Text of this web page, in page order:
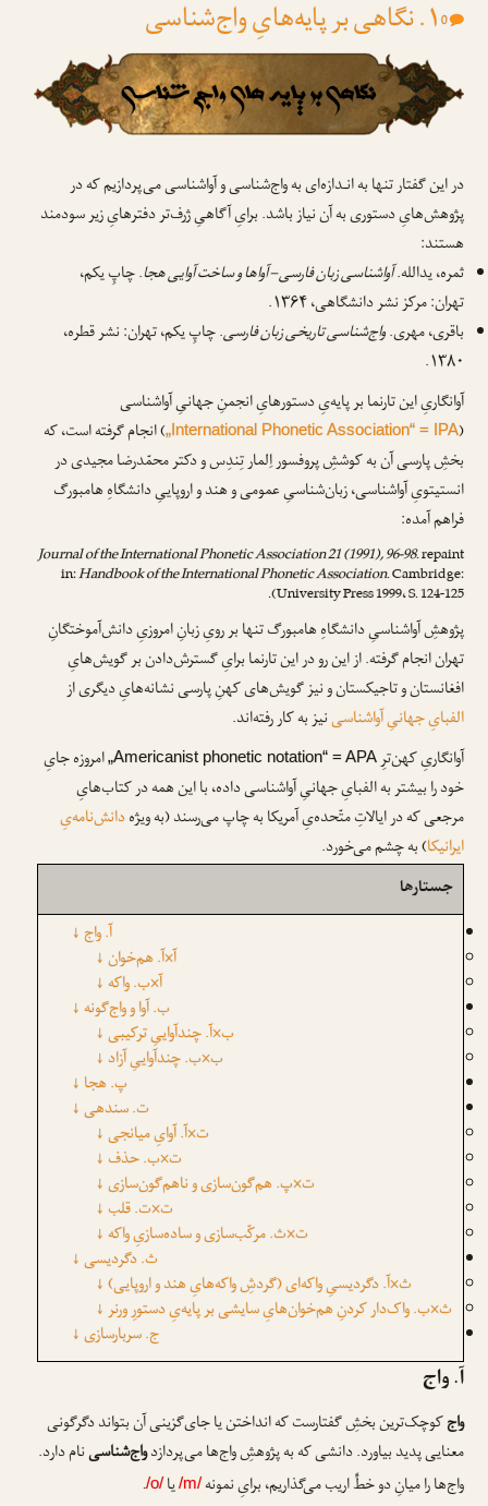
۱. نگاهی بر پایه‌هایِ واج‌شناسی 0
در این گفتار تنها به انـدازه‌ای به واج‌شناسی و آواشناسی می‌پردازیم که در
پژوهش‌هایِ دستوری به آن نیاز باشد. برایِ آگاهیِ ژرف‌تر دفترهایِ زیر سودمند
هستند:
ثمره، یدالله.آواشناسی زبان فارسی – آواها و ساخت آوایی هجا. چاپِ یکم،
تهران: مرکز نشر دانشگاهی، ۱۳۶۴.
باقری، مهری.واج‌شناسی تاریخی زبان فارسی. چاپِ یکم، تهران: نشر قطره،
۱۳۸۰.
آوانگاریِ این تارنما بر پایه‌یِ دستورهایِ انجمنِ جهانیِ آواشناسی
(
„International Phonetic Association“ = IPA) انجام گرفته است، که
بخشِ پارسی آن به کوششِ پروفسور اِلمار تِندِس و دکتر محمّدرضا مجیدی در
انستیتویِ آواشناسی، زبان‌شناسیِ عمومی و هند و اروپاییِ دانشگاهِ هامبورگ
فراهم آمده:
Journal of the International Phonetic Association 21 (1991), 96-98. repaint
in:Handbook of the International Phonetic Association. Cambridge:
University Press 1999، S. 124-125).
پژوهشِ آواشناسیِ دانشگاهِ هامبورگ تنها بر رویِ زبانِ امروزیِ دانش‌آموختگانِ
تهران انجام گرفته. از این رو در این تارنما برایِ گسترش‌دادن بر گویش‌هایِ
افغانستان و تاجیکستان و نیز گویش‌های کهنِ پارسی نشانه‌هایِ دیگری از
الفبایِ جهانیِ آواشناسینیز به کار رفته‌اند.
آوانگاریِ کهن‌ترِ„Americanist phonetic notation“ = APAامروزه جایِ
خود را بیشتر به الفبایِ جهانیِ آواشناسی داده، با این همه در کتاب‌هایِ
مرجعی که در ایالاتِ متّحده‌یِ آمریکا به چاپ می‌رسند (به ویژهدانش‌نامه‌یِ
ایرانیکا) به چشم می‌خورد.
جستارها
آ. واج↓
آ×آ. هم‌خوان↓
آ×ب. واکه↓
ب. آوا و واج‌گونه↓
ب×آ. چندآواییِ ترکیبی↓
ب×ب. چندآواییِ آزاد↓
پ. هجا↓
ت. سندهی↓
ت×آ. آوایِ میانجی↓
ت×ب. حذف↓
ت×پ. هم‌گون‌سازی و ناهم‌گون‌سازی↓
ت×ت. قلب↓
ت×ث. مرکّب‌سازی و ساده‌سازیِ واکه↓
ث. دگردیسی↓
ث×آ. دگردیسیِ واکه‌ای (گردشِ واکه‌هایِ هند و اروپایی)↓
ث×ب. واک‌دار کردنِ هم‌خوان‌هایِ سایشی بر پایه‌یِ دستورِ ورنر↓
ج. سربارسازی↓
آ. واج
واجکوچک‌ترین بخشِ گفتارست که انداختن یا جای‌گزینی آن بتواند دگرگونی
معنایی پدید بیاورد. دانشی که به پژوهشِ واج‌ها می‌پردازدواج‌شناسینام دارد.
واج‌ها را میانِ دو خطِّ اریب می‌گذاریم، برایِ نمونه/m/یا/o/
.